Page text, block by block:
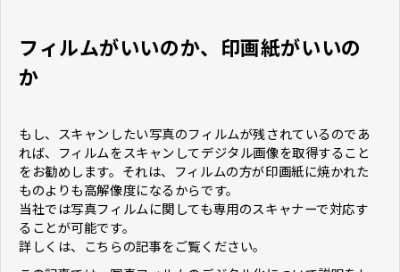
フィルムがいいのか、印画紙がいいの
か
もし、スキャンしたい写真のフィルムが残されているのであ
れば、フィルムをスキャンしてデジタル画像を取得すること
をお勧めします。それは、フィルムの方が印画紙に焼かれた
ものよりも高解像度になるからです。
当社では写真フィルムに関しても専用のスキャナーで対応す
ることが可能です。
詳しくは、こちらの記事をご覧ください。